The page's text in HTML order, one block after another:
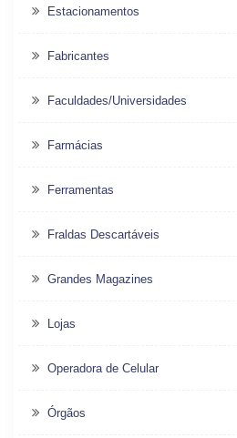
Estacionamentos
Fabricantes
Faculdades/Universidades
Farmácias
Ferramentas
Fraldas Descartáveis
Grandes Magazines
Lojas
Operadora de Celular
Órgãos